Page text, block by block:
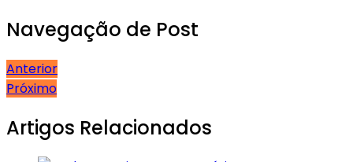
Navegação de Post
Anterior
Próximo
Artigos Relacionados